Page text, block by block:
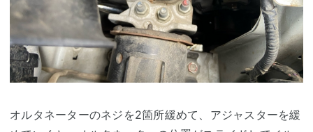
オルタネーターのネジを2箇所緩めて、アジャスターを緩